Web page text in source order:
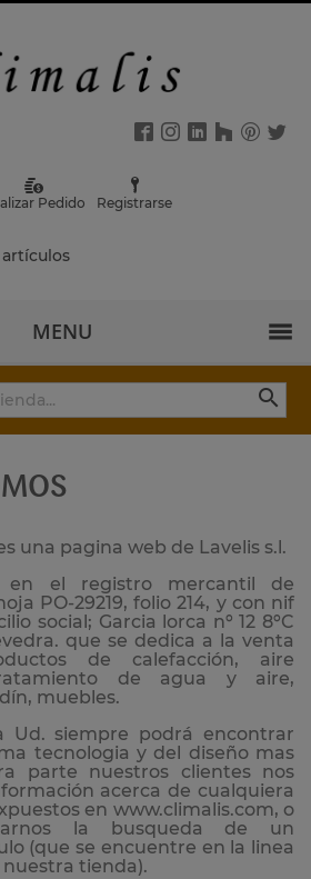
Pedido Registrarse
MENU

una pagina web de Lavelis s.l.
en el registro mercantil de
PO-29219, folio 214, y con nif
social; Garcia lorca nº 12 8ºC
que se dedica a la venta
de calefacción, aire
de agua y aire,
muebles.
Ud. siempre podrá encontrar
tecnologia y del diseño mas
parte nuestros clientes nos
acerca de cualquiera
en www.climalis.com, o
la busqueda de un
(que se encuentre en la linea
tienda).